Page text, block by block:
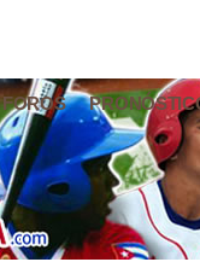
FOROS